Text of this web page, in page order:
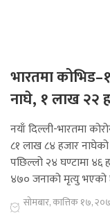
भारतमा
नाघे, १ लाख २२
नयाँ दिल्ली-भारतमा
८१ लाख ८४ हजार
पछिल्लो २४ घण्टामा
४७० जनाको मृत्यु भएको
सोमबार, कात्तिक १७,